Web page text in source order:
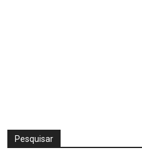
Pesquisar